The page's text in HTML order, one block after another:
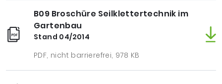
B09 Broschüre Seilklettertechnik im
Gartenbau
Stand 04/2014
PDF, nicht barrierefrei, 978 KB